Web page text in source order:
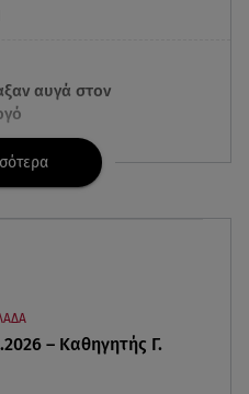
αυγά στον
νύφη τη μέρα του
– Καθηγητής Γ.